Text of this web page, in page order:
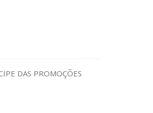
DAS PROMOÇÕES